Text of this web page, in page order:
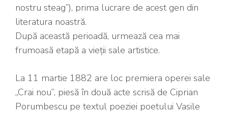
nostru steag”), prima lucrare de acest gen din
literatura noastră.
După această perioadă, urmează cea mai
frumoasă etapă a vieții sale artistice.
La 11 martie 1882 are loc premiera operei sale
„Crai nou”, piesă în două acte scrisă de Ciprian
Porumbescu pe textul poeziei poetului Vasile